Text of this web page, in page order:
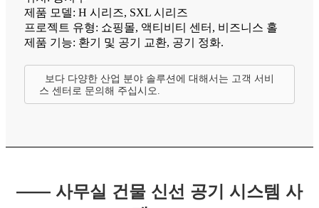
제품 모델: H 시리즈, SXL 시리즈
프로젝트 유형: 쇼핑몰, 액티비티 센터, 비즈니스 홀
제품 기능: 환기 및 공기 교환, 공기 정화.
보다 다양한 산업 분야 솔루션에 대해서는 고객 서비
스 센터로 문의해 주십시오.
—— 사무실 건물 신선 공기 시스템 사